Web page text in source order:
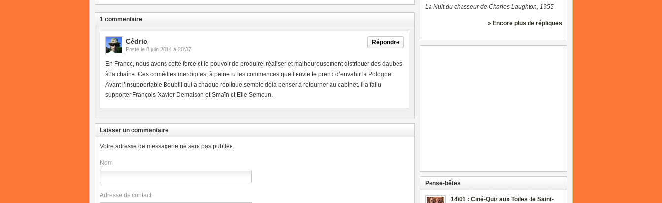
1 commentaire
Répondre
Cédric
Posté le 8 juin 2014 à 20:37
En France, nous avons cette force et le pouvoir de produire, réaliser et malheureusement distribuer des daubes
à la chaîne. Ces comédies merdiques, à peine tu les commences que l’envie te prend d’envahir la Pologne.
Avant l’insupportable Boublil qui a chaque réplique semble déjà penser à retourner au cabinet, il a fallu
supporter François-Xavier Demaison et Smaïn et Elie Semoun.
Laisser un commentaire
Votre adresse de messagerie ne sera pas publiée.
Nom
Adresse de contact
La Nuit du chasseur de Charles Laughton, 1955
» Encore plus de répliques
Pense-bêtes
14/01 : Ciné-Quiz aux Toiles de Saint-